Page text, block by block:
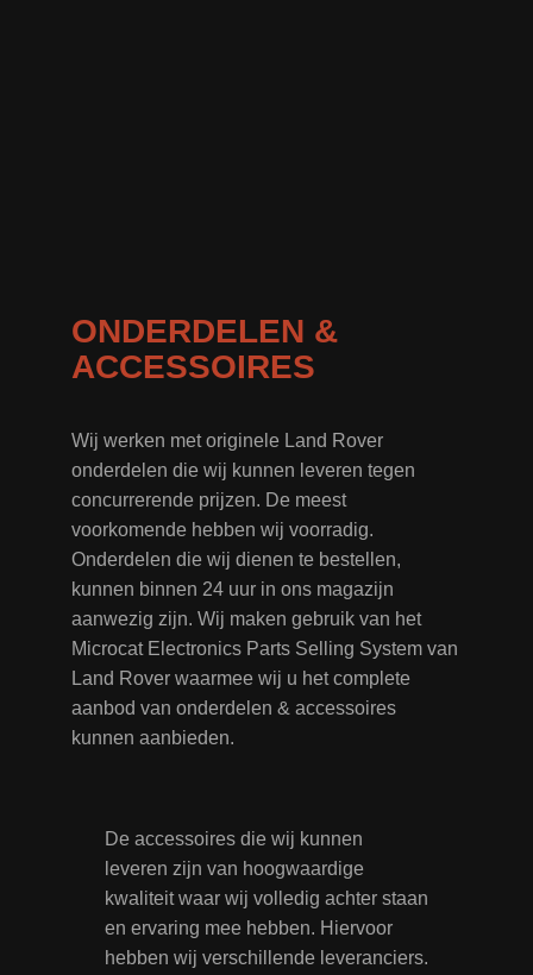
ONDERDELEN &
ACCESSOIRES
Wij werken met originele Land Rover
onderdelen die wij kunnen leveren tegen
concurrerende prijzen. De meest
voorkomende hebben wij voorradig.
Onderdelen die wij dienen te bestellen,
kunnen binnen 24 uur in ons magazijn
aanwezig zijn. Wij maken gebruik van het
Microcat Electronics Parts Selling System van
Land Rover waarmee wij u het complete
aanbod van onderdelen & accessoires
kunnen aanbieden.
De accessoires die wij kunnen
leveren zijn van hoogwaardige
kwaliteit waar wij volledig achter staan
en ervaring mee hebben. Hiervoor
hebben wij verschillende leveranciers.